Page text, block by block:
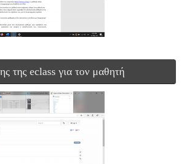
της eclass για τον μαθητή